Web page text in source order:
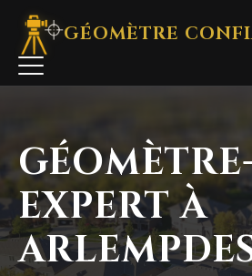
GÉOMÈTRE
EXPERT À